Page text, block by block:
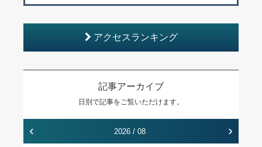
アクセスランキング
記事アーカイブ
日別で記事をご覧いただけます。
‹ 2026 / 08 ›